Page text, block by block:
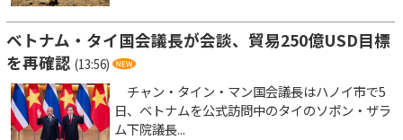
ベトナム・タイ国会議長が会談、貿易250億USD目標
を再確認 (13:56)
チャン・タイン・マン国会議長はハノイ市で5
日、ベトナムを公式訪問中のタイのソポン・ザラ
ム下院議長...